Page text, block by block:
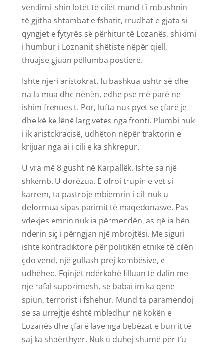
vendimi ishin lotët të cilët mund t’i mbushnin
të gjitha shtambat e fshatit, rrudhat e gjata si
qyngjet e fytyrës së përhitur të Lozanës, shikimi
i humbur i Loznanit shëtiste nëpër qiell,
thuajse gjuan pëllumba postierë.
Ishte njeri aristokrat. Iu bashkua ushtrisë dhe
na la mua dhe nënën, edhe pse më parë ne
ishim frenuesit. Por, lufta nuk pyet se çfarë je
dhe kë ke lënë larg vetes nga fronti. Plumbi nuk
i ik aristokracisë, udhëton nëpër traktorin e
krijuar nga ai i cili e ka shkrepur.
U vra më 8 gusht në Karpallëk. Ishte sa një
shkëmb. U dorëzua. E ofroi trupin e vet si
karrem, ta pastrojë mbiemrin i cili nuk u
deformua sipas parimit të maqedonasve. Pas
vdekjes emrin nuk ia përmendën, as që ia bën
nderin siç i përngjan një mbrojtësi. Me siguri
ishte kontradiktore për politikën etnike të cilën
çdo vend, një gullash prej kombësive, e
udhëheq. Fqinjët ndërkohë filluan të dalin me
një rafal supozimesh, se babai im ka qenë
spiun, terrorist i fshehur. Mund ta paramendoj
se sa urrejtje është mbledhur në kokën e
Lozanës dhe çfarë lave nga bebëzat e burrit të
saj ka shpërthyer. Nuk u duhej shumë për t’u